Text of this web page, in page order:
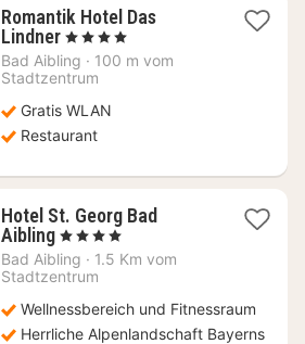
Romantik Hotel Das
Lindner1
Nacht
ab
€
, 4 Sterne
Bad Aibling · 100 m vom
Stadtzentrum
Gratis WLAN
Restaurant
Hotel St. Georg Bad
Aibling1
Nacht
ab
€
, 4 Sterne
Bad Aibling · 1.5 Km vom
Stadtzentrum
Wellnessbereich und Fitnessraum
Herrliche Alpenlandschaft Bayerns